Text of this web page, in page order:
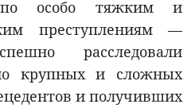
особо тяжким и
преступлениям —
расследовали
крупных и сложных
и получивших